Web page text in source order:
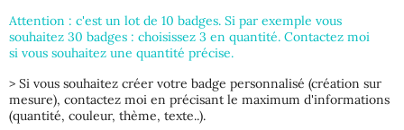
Attention : c'est un lot de 10 badges. Si par exemple vous
souhaitez 30 badges : choisissez 3 en quantité. Contactez moi
si vous souhaitez une quantité précise.
> Si vous souhaitez créer votre badge personnalisé (création sur
mesure), contactez moi en précisant le maximum d'informations
(quantité, couleur, thème, texte..).